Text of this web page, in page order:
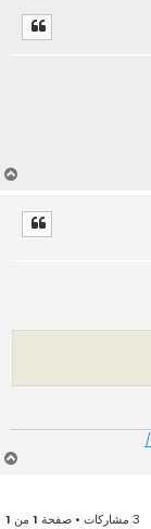
3 مشاركات • صفحة 1 من 1